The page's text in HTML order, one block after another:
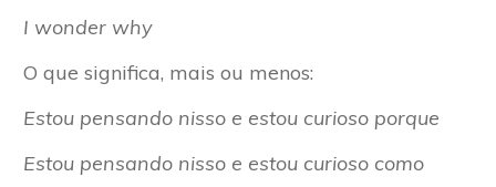
I wonder why
O que significa, mais ou menos:
Estou pensando nisso e estou curioso porque
Estou pensando nisso e estou curioso como